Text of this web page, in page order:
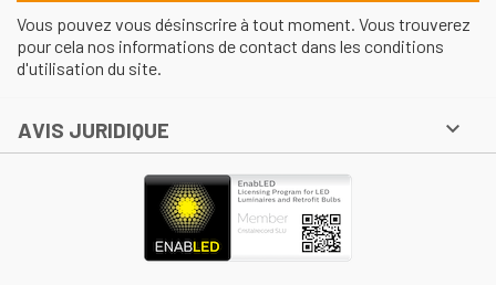
Vous pouvez vous désinscrire à tout moment. Vous trouverez
pour cela nos informations de contact dans les conditions
d'utilisation du site.
AVIS JURIDIQUE 